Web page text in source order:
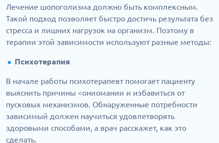
Лечение шопоголизма должно быть комплексным.
Такой подход позволяет быстро достичь результата без
стресса и лишних нагрузок на организм. Поэтому в
терапии этой зависимости используют разные методы:
Психотерапия
В начале работы психотерапевт помогает пациенту
выяснить причины <ониомании и избавиться от
пусковых механизмов. Обнаруженные потребности
зависимый должен научиться удовлетворять
здоровыми способами, а врач расскажет, как это
сделать.